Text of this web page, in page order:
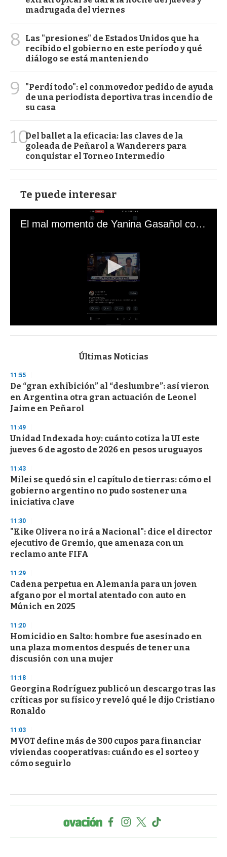
madrugada del viernes
8
Las "presiones" de Estados Unidos que ha
recibido el gobierno en este período y qué
diálogo se está manteniendo
9
"Perdí todo": el conmovedor pedido de ayuda
de una periodista deportiva tras incendio de
su casa
10Del ballet a la eficacia: las claves de la
goleada de Peñarol a Wanderers para
conquistar el Torneo Intermedio
Te puede interesar
El mal momento de Yanina Gasañol con un hincha argentino en "Subrayado"
s
d
s
o
f
3
s
e
c
o
d
s
Últimas Noticias
11:55
De “gran exhibición” al “deslumbre”: así vieron
en Argentina otra gran actuación de Leonel
Jaime en Peñarol
11:49
Unidad Indexada hoy: cuánto cotiza la UI este
jueves 6 de agosto de 2026 en pesos uruguayos
11:43
Milei se quedó sin el capítulo de tierras: cómo el
gobierno argentino no pudo sostener una
iniciativa clave
11:30
"Kike Olivera no irá a Nacional": dice el director
ejecutivo de Gremio, que amenaza con un
reclamo ante FIFA
11:29
Cadena perpetua en Alemania para un joven
afgano por el mortal atentado con auto en
Múnich en 2025
11:20
Homicidio en Salto: hombre fue asesinado en
una plaza momentos después de tener una
discusión con una mujer
11:18
Georgina Rodríguez publicó un descargo tras las
críticas por su físico y reveló qué le dijo Cristiano
Ronaldo
11:03
MVOT define más de 300 cupos para financiar
viviendas cooperativas: cuándo es el sorteo y
cómo seguirlo